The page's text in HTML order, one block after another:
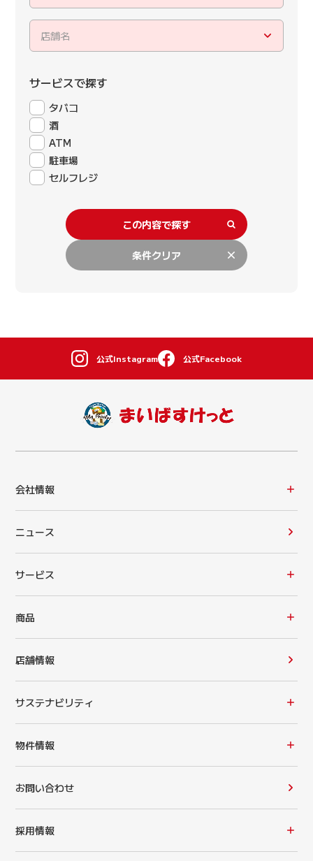
店舗名
サービスで探す
タバコ
酒
ATM
駐車場
セルフレジ
この内容で探す
条件クリア
公式Instagram 公式Facebook
会社情報
ニュース
サービス
商品
店舗情報
サステナビリティ
物件情報
お問い合わせ
採用情報